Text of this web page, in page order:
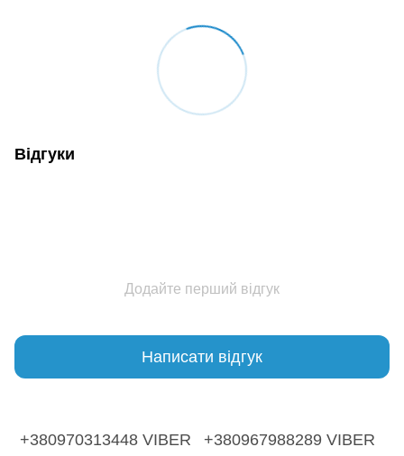
Відгуки
Додайте перший відгук
Написати відгук
+380970313448 VIBER +380967988289 VIBER